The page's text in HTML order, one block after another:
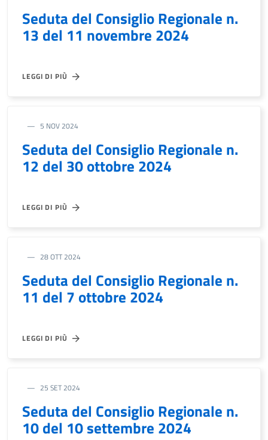
Seduta del Consiglio Regionale n.
13 del 11 novembre 2024
LEGGI DI PIÙ
5 NOV 2024
Seduta del Consiglio Regionale n.
12 del 30 ottobre 2024
LEGGI DI PIÙ
28 OTT 2024
Seduta del Consiglio Regionale n.
11 del 7 ottobre 2024
LEGGI DI PIÙ
25 SET 2024
Seduta del Consiglio Regionale n.
10 del 10 settembre 2024